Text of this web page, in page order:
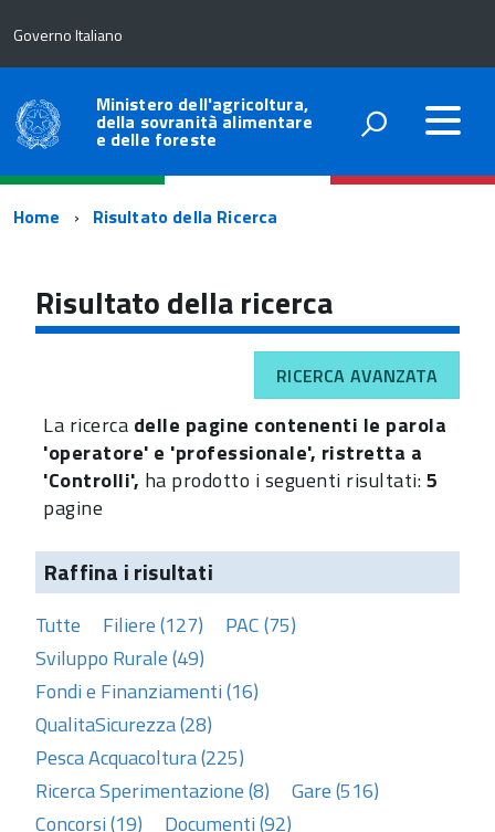
Governo Italiano
Ministero dell'agricoltura,
della sovranità alimentare
e delle foreste
Percorso
navigazione
Home Risultato della Ricerca
Risultato della ricerca
RICERCA AVANZATA
La ricerca delle pagine contenenti le parola
'operatore' e 'professionale', ristretta a
'Controlli', ha prodotto i seguenti risultati:5
pagine
Raffina i risultati
Tutte Filiere (127)
PAC (75)
Sviluppo Rurale (49)
Fondi e Finanziamenti (16)
QualitaSicurezza (28)
Pesca Acquacoltura (225)
Ricerca Sperimentazione (8)
Gare (516)
Concorsi (19)
Documenti (92)